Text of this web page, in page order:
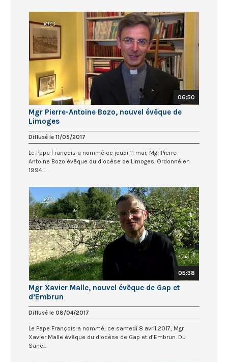
06:50
Mgr Pierre-Antoine Bozo, nouvel évêque de
Limoges
Diffusé le 11/05/2017
Le Pape François a nommé ce jeudi 11 mai, Mgr Pierre-
Antoine Bozo évêque du diocèse de Limoges. Ordonné en
1994...
05:38
Mgr Xavier Malle, nouvel évêque de Gap et
d’Embrun
Diffusé le 08/04/2017
Le Pape François a nommé, ce samedi 8 avril 2017, Mgr
Xavier Malle évêque du diocèse de Gap et d’Embrun. Du
Sanc...